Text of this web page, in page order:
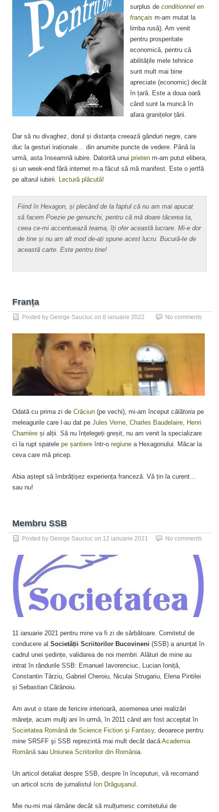
surplus de conditionnel en
français m-am mutat la
limba rusă). Am venit
pentru prosperitate
economică, pentru că
abilitățile mele tehnice
sunt mult mai bine
apreciate (economic) decât
în țară. Este a doua oară
când sunt la muncă în
afara granițelor țării.
Dar să nu divaghez, dorul și distanța creează gânduri negre, care
duc la gesturi iraționale… din anumite puncte de vedere. Până la
urmă, asta înseamnă iubire. Datorită unui prieten m-am putut elibera,
și un week-end fără internet m-a făcut să mă manifest. Este o jertfă
pe altarul iubirii. Lectură plăcută!
Fiind în Hexagon, și plecând de la faptul că nu am mai apucat
să facem Poezie pe genunchi, pentru că mă doare tăcerea ta,
ceea ce-mi accentuează teama, îți ofer această lucrare. Mi-e dor
de tine și nu am alt mod de-ați spune acest lucru. Bucură-te de
această carte. Este pentru tine!
Franța
Posted by George Sauciuc on 8 ianuarie 2022 No comments
Odată cu prima zi de Crăciun (pe vechi), mi-am început călătoria pe
meleagurile care l-au dat pe Jules Verne Charles Baudelaire
Henri
Charrière și alții. Să nu înțelegeți greșit, nu am venit la specializare
ci la rupt spatele pe șantiere într-o regiune a Hexagonului. Măcar la
ceva care mă pricep.
Abia aștept să îmbrățișez experiența franceză. Vă țin la curent…
sau nu!
Membru SSB
Posted by George Sauciuc on 12 ianuarie 2021 No comments
11 ianuarie 2021 pentru mine va fi zi de sărbătoare. Comitetul de
conducere al Societății Scriitorilor Bucovineni (SSB) a anunțat în
cadrul unei ședințe, validarea de noi membri. Alături de mine au
intrat în rândurile SSB: Emanuel Iavorenciuc, Lucian Ioniță,
Constantin Târziu, Gabriel Cheroiu, Niculai Strugariu, Elena Pintilei
și Sebastian Cătănoiu.
Am avut o stare de fericire interioară, asemenea unei realizări
măreţe, acum mulţi ani în urmă, în 2011 când am fost acceptat în
Societatea Română de Science Fiction şi Fantasy, deoarece pentru
mine SRSFF şi SSB reprezintă mai mult decât dacă Academia
Română sau Uniunea Scriitorilor din România.
Un articol detaliat despre SSB, despre în începuturi, vă recomand
un articol scris de jurnalistul
Ion Drăguşanul
Mie nu-mi mai rămâne decât să mulțumesc comitetului de